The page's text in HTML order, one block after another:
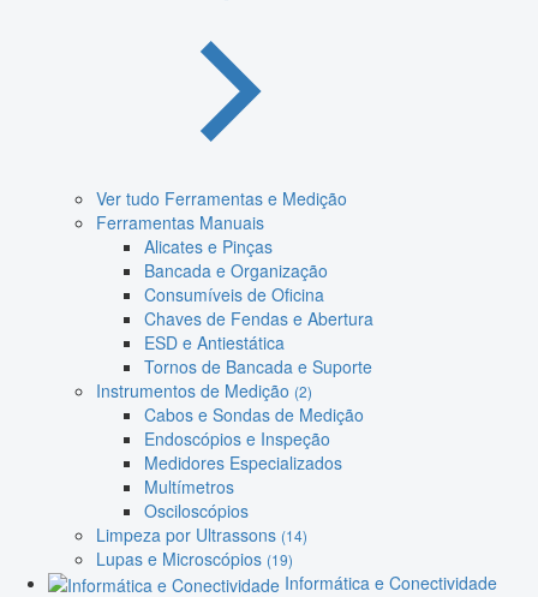
Ver tudo Ferramentas e Medição
Ferramentas Manuais
Alicates e Pinças
Bancada e Organização
Consumíveis de Oficina
Chaves de Fendas e Abertura
ESD e Antiestática
Tornos de Bancada e Suporte
Instrumentos de Medição (2)
Cabos e Sondas de Medição
Endoscópios e Inspeção
Medidores Especializados
Multímetros
Osciloscópios
Limpeza por Ultrassons (14)
Lupas e Microscópios (19)
Informática e Conectividade